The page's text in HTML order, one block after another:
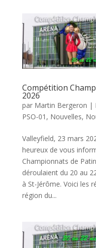
Compétition
2026
par Martin Bergeron |
PSO-01 , Nouvelles,
Valleyfield, 23 mars
heureux de vous
Championnats de
déroulaient du 20 au
à St-Jérôme. Voici les
région du...